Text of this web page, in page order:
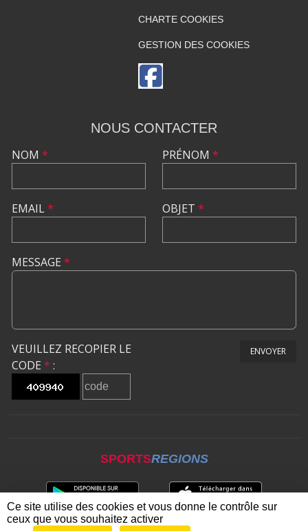
CHARTE COOKIES
GESTION DES COOKIES
NOUS CONTACTER
NOM *
EMAIL*
PRÉNOM *
OBJET *
MESSAGE *
VEUILLEZ RECOPIER LE
CODE * :
ENVOYER
SPORTSREGIONS
Ce site utilise des cookies et vous donne le contrôle sur
ceux que vous souhaitez activer